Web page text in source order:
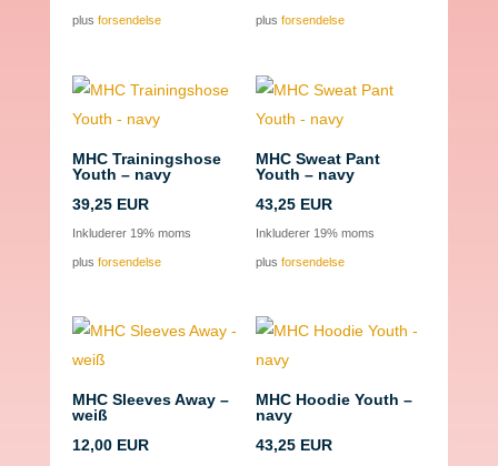
plus forsendelse plusforsendelse
MHC Trainingshose
Youth – navy
39,25EUR
Inkluderer 19% moms
plus forsendelse
MHC Sweat Pant
Youth – navy
43,25 EUR
Inkluderer 19% moms
plusforsendelse
MHC Sleeves Away –
weiß
12,00EUR
MHC Hoodie Youth –
navy
43,25 EUR